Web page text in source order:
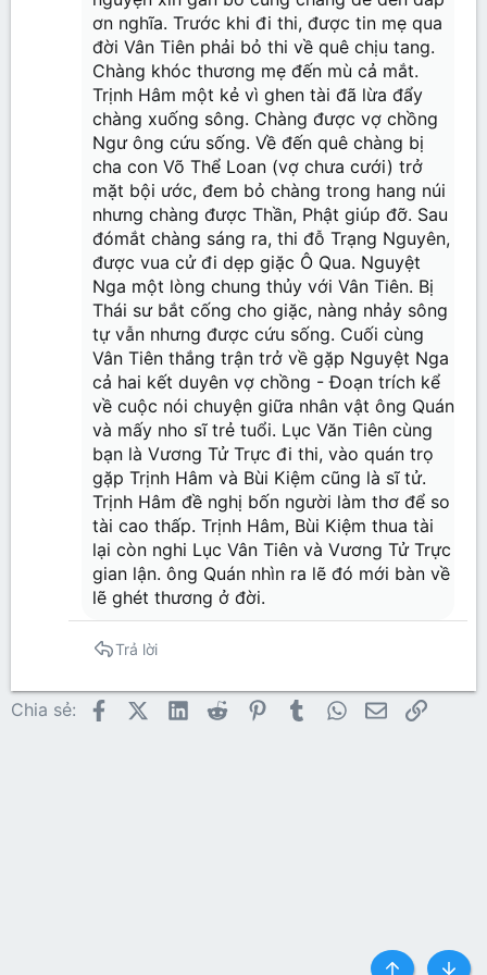
ơn nghĩa. Trước khi đi thi, được tin mẹ qua
đời Vân Tiên phải bỏ thi về quê chịu tang.
Chàng khóc thương mẹ đến mù cả mắt.
Trịnh Hâm một kẻ vì ghen tài đã lừa đẩy
chàng xuống sông. Chàng được vợ chồng
Ngư ông cứu sống. Về đến quê chàng bị
cha con Võ Thể Loan (vợ chưa cưới) trở
mặt bội ước, đem bỏ chàng trong hang núi
nhưng chàng được Thần, Phật giúp đỡ. Sau
đómắt chàng sáng ra, thi đỗ Trạng Nguyên,
được vua cử đi dẹp giặc Ô Qua. Nguyệt
Nga một lòng chung thủy với Vân Tiên. Bị
Thái sư bắt cống cho giặc, nàng nhảy sông
tự vẫn nhưng được cứu sống. Cuối cùng
Vân Tiên thắng trận trở về gặp Nguyệt Nga
cả hai kết duyên vợ chồng - Đoạn trích kể
về cuộc nói chuyện giữa nhân vật ông Quán
và mấy nho sĩ trẻ tuổi. Lục Văn Tiên cùng
bạn là Vương Tử Trực đi thi, vào quán trọ
gặp Trịnh Hâm và Bùi Kiệm cũng là sĩ tử.
Trịnh Hâm đề nghị bốn người làm thơ để so
tài cao thấp. Trịnh Hâm, Bùi Kiệm thua tài
lại còn nghi Lục Vân Tiên và Vương Tử Trực
gian lận. ông Quán nhìn ra lẽ đó mới bàn về
lẽ ghét thương ở đời.
Trả lời
Chia sẻ: FacebookX (Twitter)
LinkedInReddit Pinterest
TumblrWhatsApp
EmailLink